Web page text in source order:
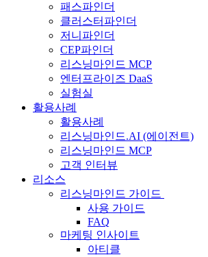
패스파인더
클러스터파인더
저니파인더
CEP파인더
리스닝마인드 MCP
엔터프라이즈 DaaS
실험실
활용사례
활용사례
리스닝마인드.AI (에이전트)
리스닝마인드 MCP
고객 인터뷰
리소스
리스닝마인드 가이드
사용 가이드
FAQ
마케팅 인사이트
아티클